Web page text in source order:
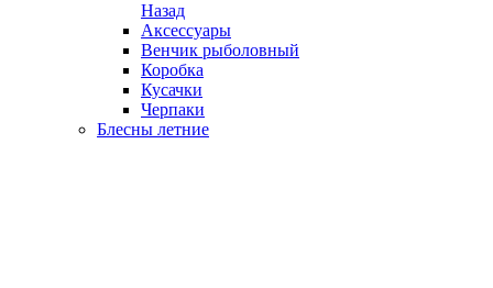
Назад
Аксессуары
Венчик рыболовный
Коробка
Кусачки
Черпаки
Блесны летние